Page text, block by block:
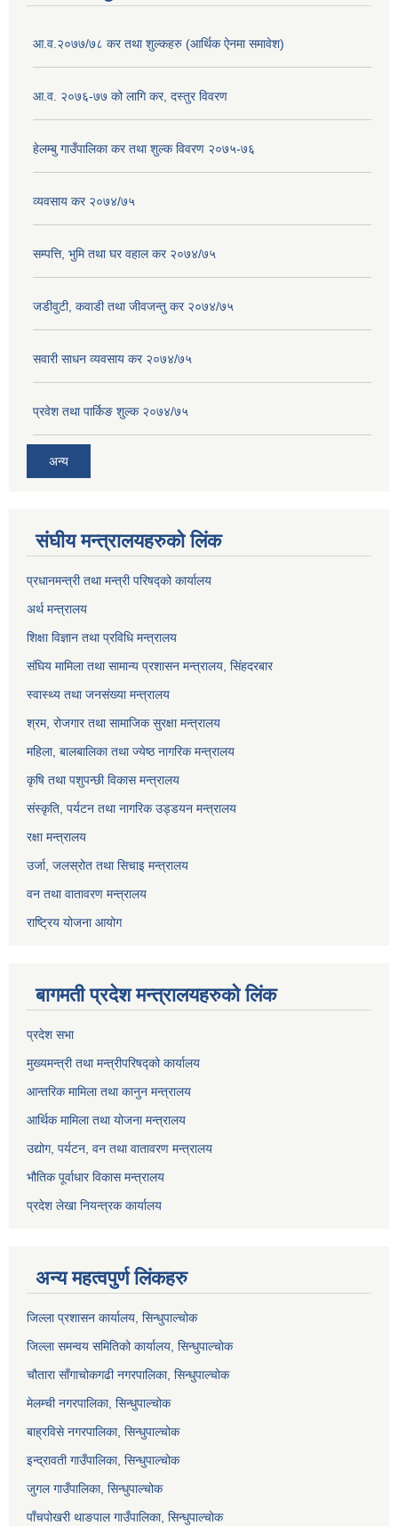
आ.व.२०७७/७८ कर तथा शुल्कहरु (आर्थिक ऐनमा समावेश)
आ.व. २०७६-७७ को लागि कर, दस्तुर विवरण
हेलम्बु गाउँपालिका कर तथा शुल्क विवरण २०७५-७६
व्यवसाय कर २०७४/७५
सम्पत्ति, भुमि तथा घर वहाल कर २०७४/७५
जडीवुटी, कवाडी तथा जीवजन्तु कर २०७४/७५
सवारी साधन व्यवसाय कर २०७४/७५
प्रवेश तथा पार्किङ शुल्क २०७४/७५
अन्य
संघीय मन्त्रालयहरुको लिंक
प्रधानमन्त्री तथा मन्त्री परिषद्को कार्यालय
अर्थ मन्त्रालय
शिक्षा विज्ञान तथा प्रविधि मन्त्रालय
संघिय मामिला तथा सामान्य प्रशासन मन्त्रालय, सिंहदरबार
स्वास्थ्य तथा जनसंख्या मन्त्रालय
श्रम, रोजगार तथा सामाजिक सुरक्षा मन्त्रालय
महिला, बालबालिका तथा ज्येष्ठ नागरिक मन्त्रालय
कृषि तथा पशुपन्छी विकास मन्त्रालय
संस्कृति, पर्यटन तथा नागरिक उड्डयन मन्त्रालय
रक्षा मन्त्रालय
उर्जा, जलस्रोत तथा सिचाइ मन्त्रालय
वन तथा वातावरण मन्त्रालय
राष्ट्रिय योजना आयोग
बागमती प्रदेश मन्त्रालयहरुको लिंक
प्रदेश सभा
मुख्यमन्त्री तथा मन्त्रीपरिषद्को कार्यालय
आन्तरिक मामिला तथा कानुन मन्त्रालय
आर्थिक मामिला तथा योजना मन्त्रालय
उद्योग, पर्यटन, वन तथा वातावरण मन्त्रालय
भौतिक पूर्वाधार विकास मन्त्रालय
प्रदेश लेखा नियन्त्रक कार्यालय
अन्य महत्वपुर्ण लिंकहरु
जिल्ला प्रशासन कार्यालय, सिन्धुपाल्चोक
जिल्ला समन्वय समितिको कार्यालय, सिन्धुपाल्चोक
चौतारा साँगाचोकगढी नगरपालिका, सिन्धुपाल्चोक
मेलम्ची नगरपालिका, सिन्धुपाल्चोक
बाह्रविसे नगरपालिका, सिन्धुपाल्चोक
इन्द्रावती गाउँपालिका, सिन्धुपाल्चोक
जुगल गाउँपालिका, सिन्धुपाल्चोक
पाँचपोखरी थाङपाल गाउँपालिका, सिन्धुपाल्चोक